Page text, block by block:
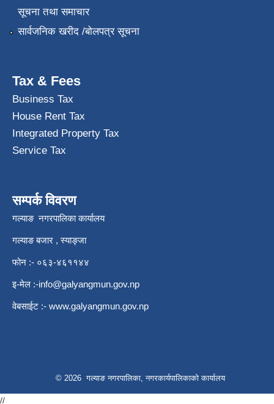
सूचना तथा समाचार
सार्वजनिक खरीद /बोलपत्र सूचना
Tax & Fees
Business Tax
House Rent Tax
Integrated Property Tax
Service Tax
सम्पर्क विवरण
गल्याङ नगरपालिका कार्यालय
गल्याङ बजार , स्याङ्जा
फोन :- ०६३-४६११४४
इ-मेल :-info@galyangmun.gov.np
वेबसाईट :- www.galyangmun.gov.np
© 2026 गल्याङ नगरपालिका, नगरकार्यपालिकाको कार्यालय
//